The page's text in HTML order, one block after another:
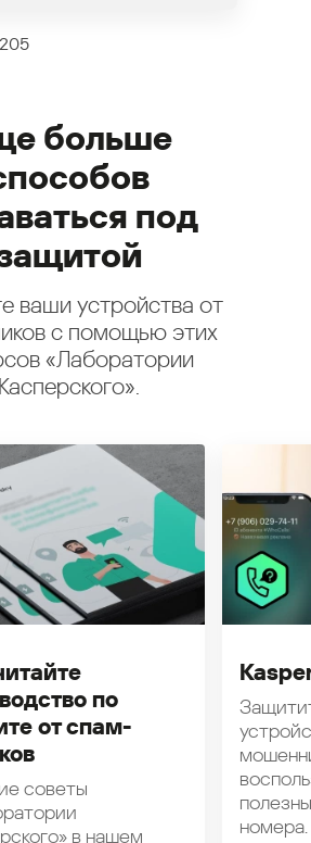
больше
под
ваши устройства от
с помощью этих
«Лаборатории
Касперского».
по
от спам-
советы
в нашем
номера.